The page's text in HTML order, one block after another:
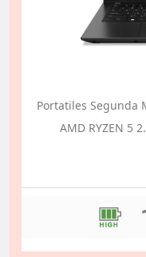
Portatiles Segunda
AMD RYZEN 5